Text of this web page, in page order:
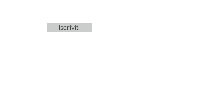
Iscriviti